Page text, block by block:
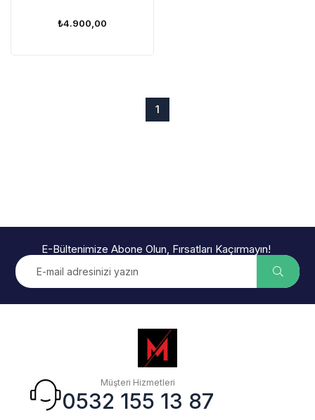
₺4.900,00
1
E-Bültenimize Abone Olun, Fırsatları Kaçırmayın!
Müşteri Hizmetleri
0532 155 13 87